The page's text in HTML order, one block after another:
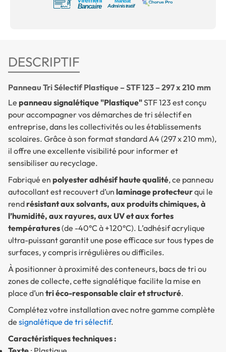
DESCRIPTIF
Panneau Tri Sélectif Plastique – STF 123 – 297 x 210 mm
Le panneau signalétique "Plastique"STF 123 est conçu
pour accompagner vos démarches de tri sélectif en
entreprise, dans les collectivités ou les établissements
scolaires. Grâce à son format standard A4 (297 x 210 mm),
il offre une excellente visibilité pour informer et
sensibiliser au recyclage.
Fabriqué en polyester adhésif haute qualité, ce panneau
autocollant est recouvert d’un laminage protecteurqui le
rendrésistant aux solvants, aux produits chimiques, à
l’humidité, aux rayures, aux UV et aux fortes
températures(de -40°C à +120°C). L’adhésif acrylique
ultra-puissant garantit une pose efficace sur tous types de
surfaces, y compris irrégulières ou difficiles.
À positionner à proximité des conteneurs, bacs de tri ou
zones de collecte, cette signalétique facilite la mise en
place d’un tri éco-responsable clair et structuré.
Complétez votre installation avec notre gamme complète
de signalétique de tri sélectif.
Caractéristiques techniques :